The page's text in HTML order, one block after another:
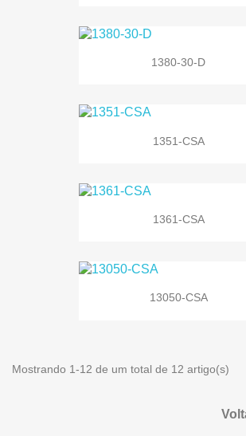
1380-30-D
1351-CSA
1361-CSA
13050-CSA
Mostrando 1-12 de um total de 12 artigo(s)